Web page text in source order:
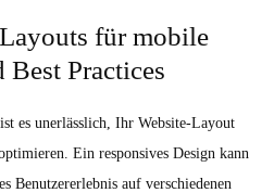
für mobile
Best Practices
es unerlässlich, Ihr Website-Layout
Ein responsives Design kann
Benutzererlebnis auf verschiedenen